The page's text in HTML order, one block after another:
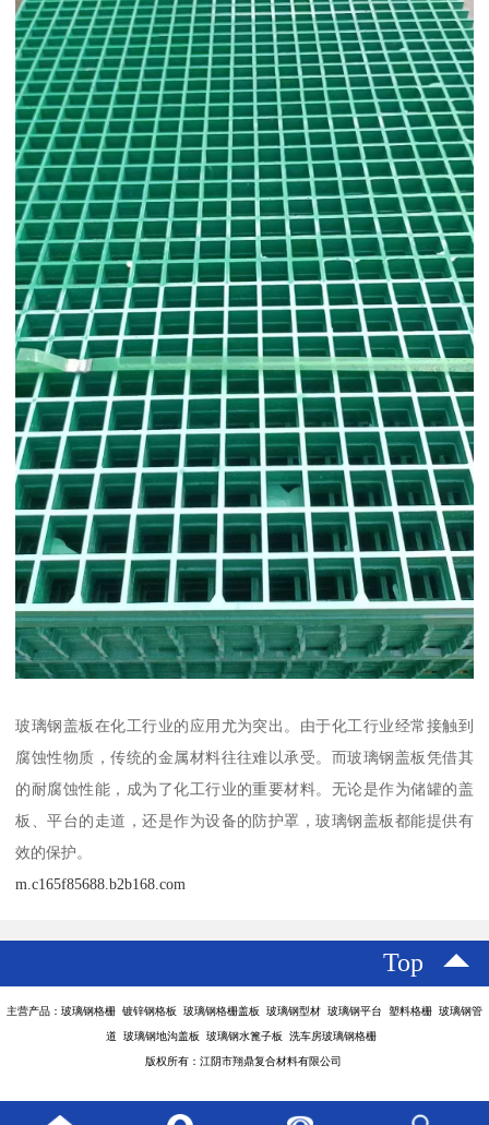
玻璃钢盖板在化工行业的应用尤为突出。由于化工行业经常接触到
腐蚀性物质，传统的金属材料往往难以承受。而玻璃钢盖板凭借其
的耐腐蚀性能，成为了化工行业的重要材料。无论是作为储罐的盖
板、平台的走道，还是作为设备的防护罩，玻璃钢盖板都能提供有
效的保护。
m.c165f85688.b2b168.com
Top
主营产品：玻璃钢格栅 镀锌钢格板 玻璃钢格栅盖板 玻璃钢型材 玻璃钢平台 塑料格栅 玻璃钢管
道 玻璃钢地沟盖板 玻璃钢水篦子板 洗车房玻璃钢格栅
版权所有：江阴市翔鼎复合材料有限公司